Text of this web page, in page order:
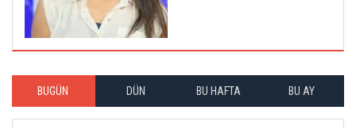
BUGÜN DÜN BU HAFTA BU AY